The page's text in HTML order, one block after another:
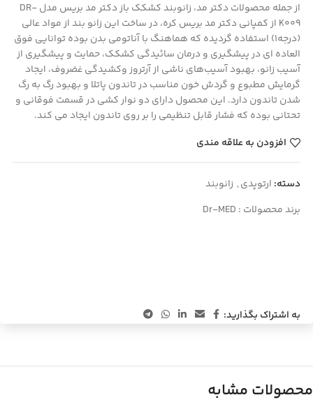
از جمله محصولات دکتر مد، زانوبند کشکک باز دکتر مد بریس مدل DR-
K009 از کمپانی دکتر مد بریس کره، در ساخت این زانو بند از مواد عالی
(درجه1) استفاده گردیده که هماهنگ با آناتومی بدن بوده توانایی فوق
العاده ای در پیشگیری و درمان سائیدگی کشکک، حمایت و پیشگیری از
آسیب زانو، بهبود آسیب‌های ناشی از آرتروز وکشیدگی غضروف، ایجاد
گرمایش مطبوع و گردش خون مناسب در تاندون پاتلا و بهبود رگ به رگ
شدن تاندون دارد. این محصول دارای دو نوار کشی در قسمت فوقانی و
تحتانی بوده که فشار قابل تنظیمی را بر روی تاندون ایجاد می کند.
افزودن به علاقه مندی
دسته: ارتوپدی, زانوبند
برند محصولات : Dr-MED
به اشتراک بگذارید:
محصولات مشابه